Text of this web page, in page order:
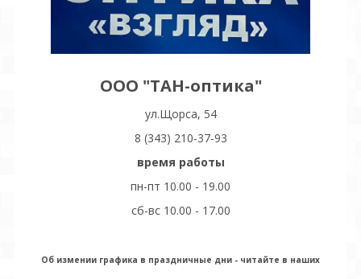
ООО "ТАН-оптика"
ул.Щорса, 54
8 (343) 210-37-93
время работы
пн-пт 10.00 - 19.00
сб-вс 10.00 - 17.00
Об измении графика в праздничные дни - читайте в наших